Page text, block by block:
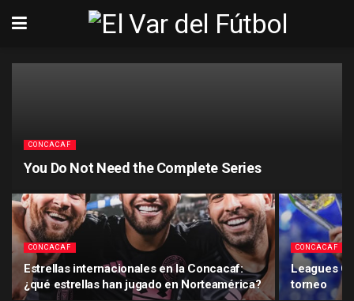
CONCACAF
You Do Not Need the Complete Series
CONCACAF
Estrellas internacionales en la Concacaf:
¿qué estrellas han jugado en Norteamérica?
CONCACAF
Leagues
torneo